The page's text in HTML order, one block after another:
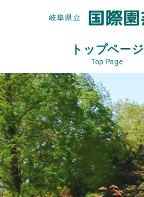
トップページ
Top Page